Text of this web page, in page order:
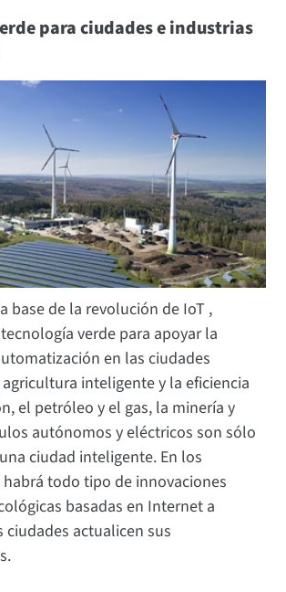
para ciudades e industrias
base de la revolución de IoT ,
verde para apoyar la
en las ciudades
inteligente y la eficiencia
el petróleo y el gas, la minería y
autónomos y eléctricos son sólo
ciudad inteligente. En los
todo tipo de innovaciones
basadas en Internet a
ciudades actualicen sus